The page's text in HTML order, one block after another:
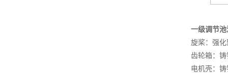
一级调节
旋桨：强
齿轮箱：
电机壳：